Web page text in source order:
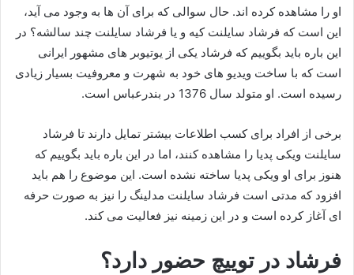
او را مشاهده کرده اند. حال سوالی که برای آن ها به وجود می‌ آید،
این است که فرشاد سایلنت کیه و یا فرشاد سایلنت چند سالشه؟ در
این باره باید بگوییم که فرشاد یکی از یوتیوبر های مشهور ایرانی
است که با ساخت ویدیو های خود به شهرت و معروفیت بسیار زیادی
رسیده است. او متولد سال 1376 در بندرعباس است.
برخی از افراد برای کسب اطلاعات بیشتر تمایل دارند تا فرشاد
سایلنت ویکی پدیا را مشاهده کنند، اما در این باره باید بگوییم که
هنوز برای او ویکی پدیا ساخته نشده است. این موضوع را هم باید
افزود که مدتی است فرشاد سایلنت مدلینگ را نیز به صورت حرفه
ای آغاز کرده است و در این زمینه نیز فعالیت می‌ کند.
فرشاد در توییچ حضور دارد؟